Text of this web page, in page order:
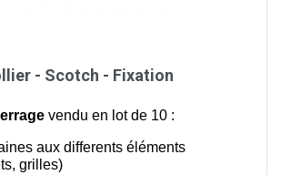
- Scotch - Fixation
vendu en lot de 10 :
aux differents éléments
grilles)